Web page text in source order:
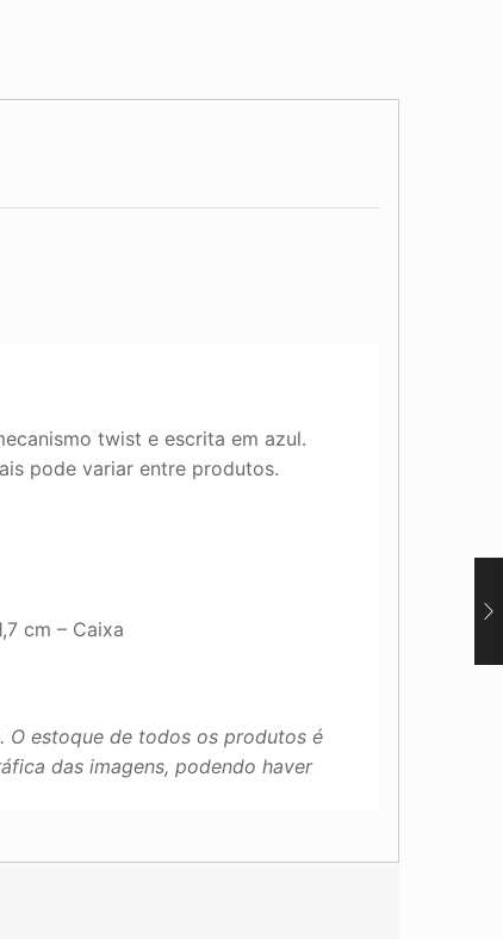
twist e escrita em azul.
pode variar entre produtos.
cm – Caixa
O estoque de todos os produtos é
das imagens, podendo haver